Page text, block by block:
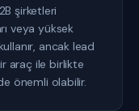
şirketleri
veya yüksek
ancak lead
araç ile birlikte
önemli olabilir.